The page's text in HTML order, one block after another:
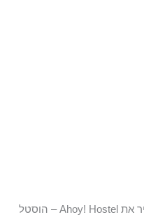
לסיום הרשימה אי אפשר שלא להזכיר את Ahoy! Hostel – הוסטל